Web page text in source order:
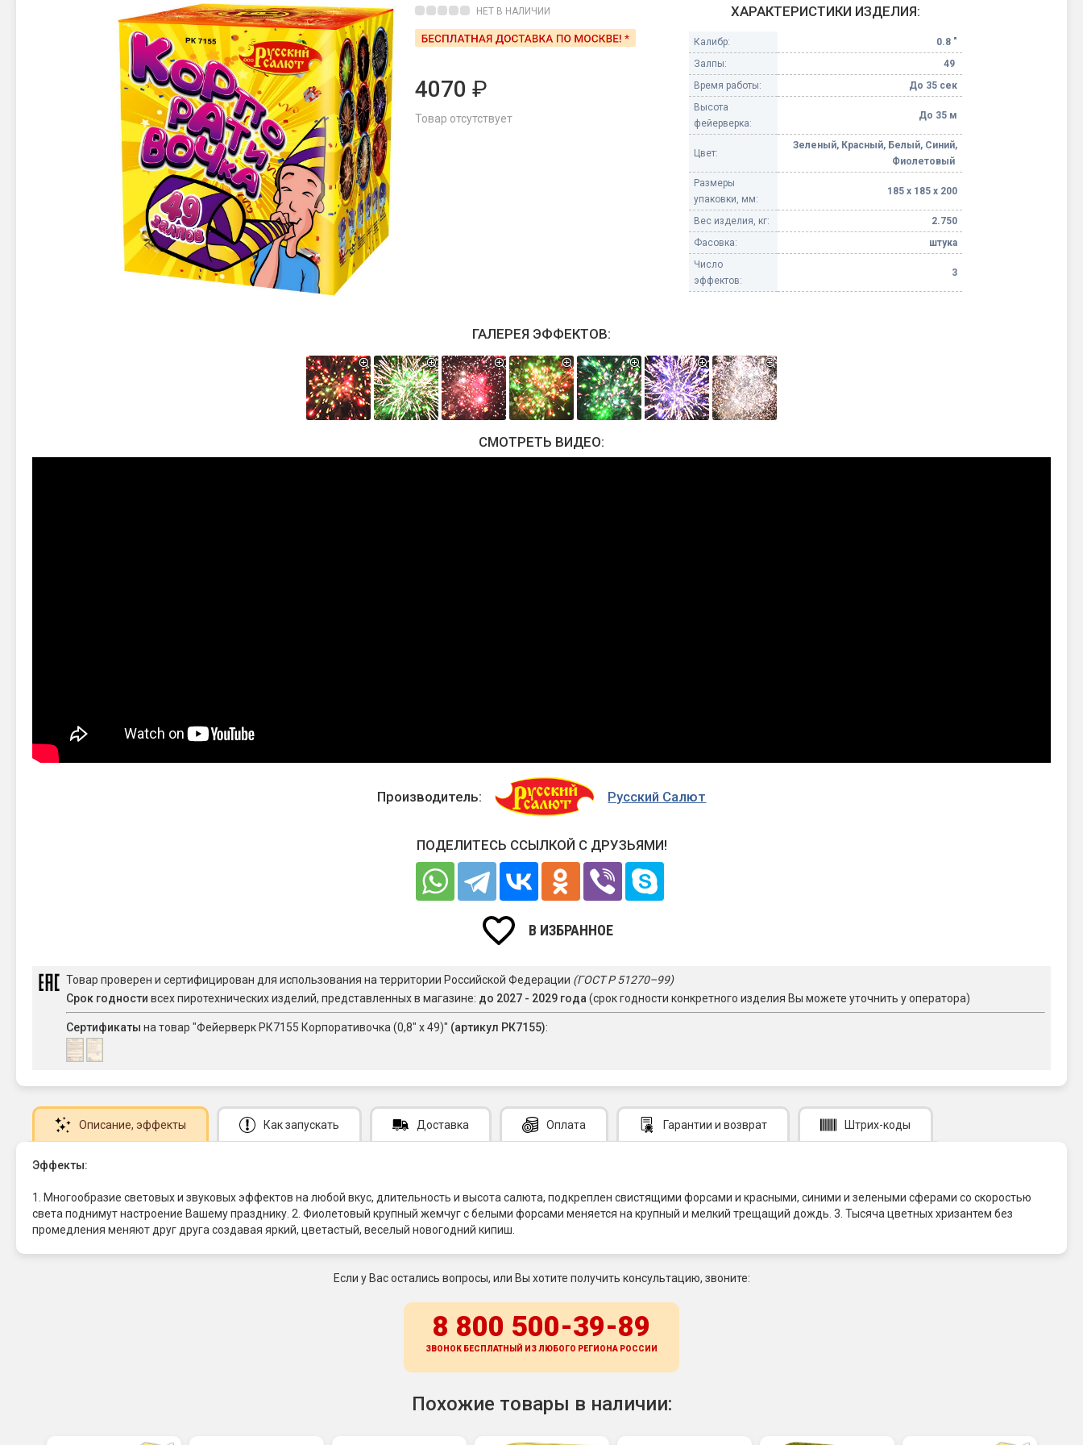
Новинки 2025/26
Фейерверки на свадьбу
Фейерверк-шоу
Батареи салютов
Цветной дым
Батареи салютов
Маленькие фейерверки
Средние фейерверки
Большие фейерверки
Петарды
Терочные
Фитильные
Лимонки, гранаты
Корсары
Летающие и наземные
Бабочки, пчелы
Жуки
Циркоблицы
Цветной дым и огонь
Сигнальная пиротехника
Бенгальские огни малые
Бенгальские огни большие
Фонтаны в торт (холодные)
Фонтаны сценические (холодные)
Фестивальные шары
Небесные фонарики
Оборудование для
Елочные гирлянды
НЕТ В НАЛИЧИИ
4070 ₽
Товар отсутствует
ХАРАКТЕРИСТИКИ ИЗДЕЛИЯ:
Калибр:
0.8 "
Залпы:
49
Время работы:
До 35 сек
Высота
фейерверка:
До 35 м
Цвет:
Зеленый, Красный, Белый, Синий,
Фиолетовый
Размеры
упаковки, мм:
185 х 185 х 200
Вес изделия, кг:
2.750
Фасовка:
штука
Число
эффектов:
3
ГАЛЕРЕЯ ЭФФЕКТОВ:
СМОТРЕТЬ ВИДЕО:
Производитель: Русский Салют
ПОДЕЛИТЕСЬ ССЫЛКОЙ С ДРУЗЬЯМИ!
В ИЗБРАННОЕ
Товар проверен и сертифицирован для использования на территории Российской Федерации (ГОСТ Р 51270–99)
Срок годности всех пиротехнических изделий, представленных в магазине: до 2027 - 2029 года (срок годности конкретного изделия Вы можете уточнить у оператора)
Сертификаты на товар "Фейерверк РК7155 Корпоративочка (0,8" х 49)" (артикул РК7155):
Описание, эффекты Как запускать Доставка Оплата Гарантии и возврат Штрих-коды
Эффекты:
1. Многообразие световых и звуковых эффектов на любой вкус, длительность и высота салюта, подкреплен свистящими форсами и красными, синими и зелеными сферами со скоростью
света поднимут настроение Вашему празднику. 2. Фиолетовый крупный жемчуг с белыми форсами меняется на крупный и мелкий трещащий дождь. 3. Тысяча цветных хризантем без
промедления меняют друг друга создавая яркий, цветастый, веселый новогодний кипиш.
Если у Вас остались вопросы, или Вы хотите получить консультацию, звоните:
8 800 500-39-89
ЗВОНОК БЕСПЛАТНЫЙ ИЗ ЛЮБОГО РЕГИОНА РОССИИ
Похожие товары в наличии: